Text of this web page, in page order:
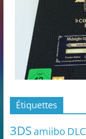
Étiquettes
3DS amiibo DLC